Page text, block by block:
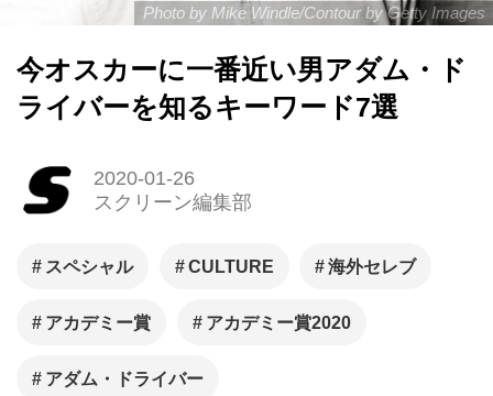
Photo by Mike Windle/Contour by Getty Images
今オスカーに一番近い男アダム・ド
ライバーを知るキーワード7選
2020-01-26
スクリーン編集部
スペシャル CULTURE 海外セレブ
アカデミー賞 アカデミー賞2020
アダム・ドライバー